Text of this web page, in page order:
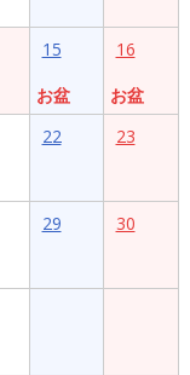
15
お盆
16
お盆
22 23
29 30